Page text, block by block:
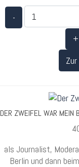
-
+
DER ZWEIFEL WAR MEIN
als Journalist,
Berlin und dann